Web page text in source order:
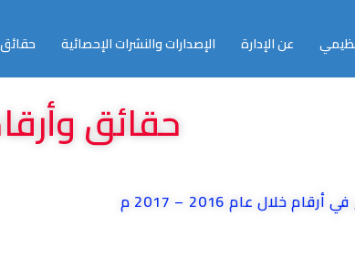
عن الإدارة الإصدارات والنشرات الإحصائية
حقائق
خلال عام 2016 – 2017 م